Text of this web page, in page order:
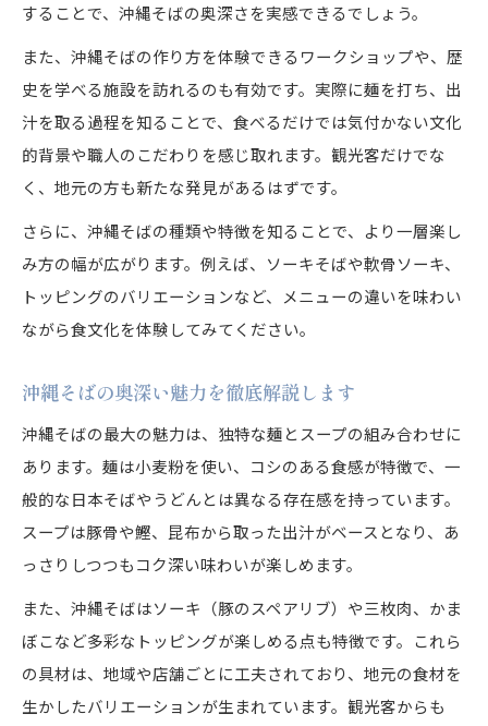
することで、沖縄そばの奥深さを実感できるでしょう。
また、沖縄そばの作り方を体験できるワークショップや、歴
史を学べる施設を訪れるのも有効です。実際に麺を打ち、出
汁を取る過程を知ることで、食べるだけでは気付かない文化
的背景や職人のこだわりを感じ取れます。観光客だけでな
く、地元の方も新たな発見があるはずです。
さらに、沖縄そばの種類や特徴を知ることで、より一層楽し
み方の幅が広がります。例えば、ソーキそばや軟骨ソーキ、
トッピングのバリエーションなど、メニューの違いを味わい
ながら食文化を体験してみてください。
沖縄そばの奥深い魅力を徹底解説します
沖縄そばの最大の魅力は、独特な麺とスープの組み合わせに
あります。麺は小麦粉を使い、コシのある食感が特徴で、一
般的な日本そばやうどんとは異なる存在感を持っています。
スープは豚骨や鰹、昆布から取った出汁がベースとなり、あ
っさりしつつもコク深い味わいが楽しめます。
また、沖縄そばはソーキ（豚のスペアリブ）や三枚肉、かま
ぼこなど多彩なトッピングが楽しめる点も特徴です。これら
の具材は、地域や店舗ごとに工夫されており、地元の食材を
生かしたバリエーションが生まれています。観光客からも